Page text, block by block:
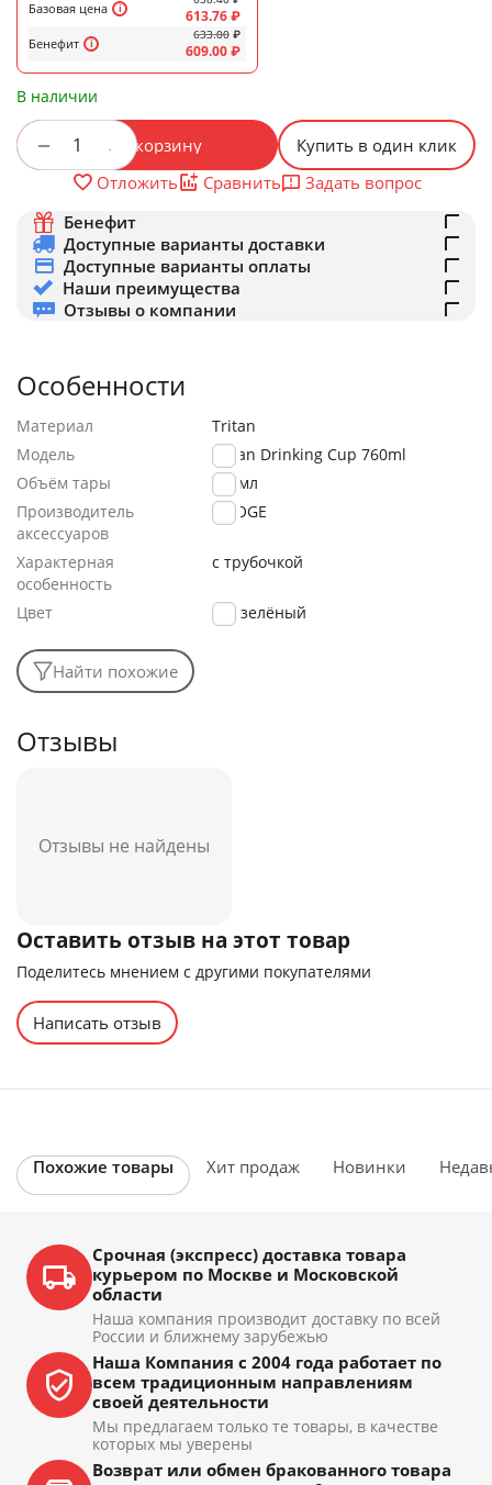
Базовая цена
Бенефит
613.76₽
633.00 ₽
609.00₽
В наличии
+
− В корзину
Купить в один клик
Отложить
Сравнить
Задать вопрос
Бенефит
Доступные варианты доставки
Доступные варианты оплаты
Наши преимущества
Отзывы о компании
Особенности
Материал
Tritan
Модель
Tritan Drinking Cup 760ml
Объём тары
760мл
Производитель
аксессуаров
DOOGE
Характерная
особенность
с трубочкой
Цвет зелёный
Найти похожие
Отзывы
Отзывы не найдены
Оставить отзыв на этот товар
Поделитесь мнением с другими покупателями
Написать отзыв
Похожие товары Хит продаж Новинки
Срочная (экспресс) доставка товара
курьером по Москве и Московской
области
Наша компания производит доставку по всей
России и ближнему зарубежью
Наша Компания с 2004 года работает по
всем традиционным направлениям
своей деятельности
Мы предлагаем только те товары, в качестве
которых мы уверены
Возврат или обмен бракованного товара